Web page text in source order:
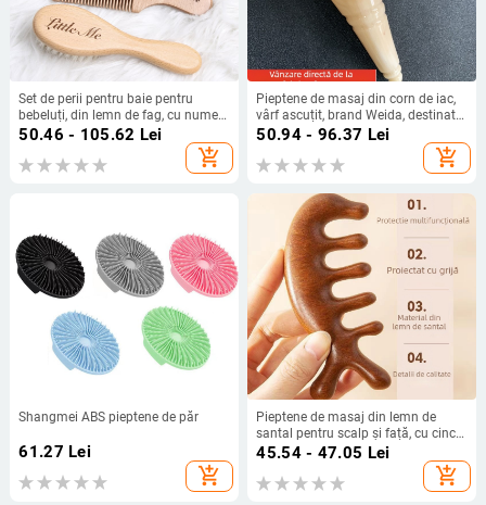
Set de perii pentru baie pentru
bebeluți, din lemn de fag, cu nume
gravat, perie de masaj cu pernă de
50.46 - 105.62 Lei
add_shopping_cart
Pieptene de masaj din corn de iac,
vârf ascuțit, brand Weida, destinat
masajului scalpului pentru
50.94 - 96.37 Lei
add_shopping_cart
Shangmei ABS pieptene de păr
61.27 Lei
add_shopping_cart
Pieptene de masaj din lemn de
santal pentru scalp și față, cu cinci
dinți, design meridian
45.54 - 47.05 Lei
add_shopping_cart